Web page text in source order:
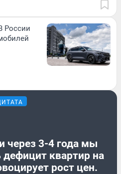
России
через 3-4 года мы
квартир на
рост цен.